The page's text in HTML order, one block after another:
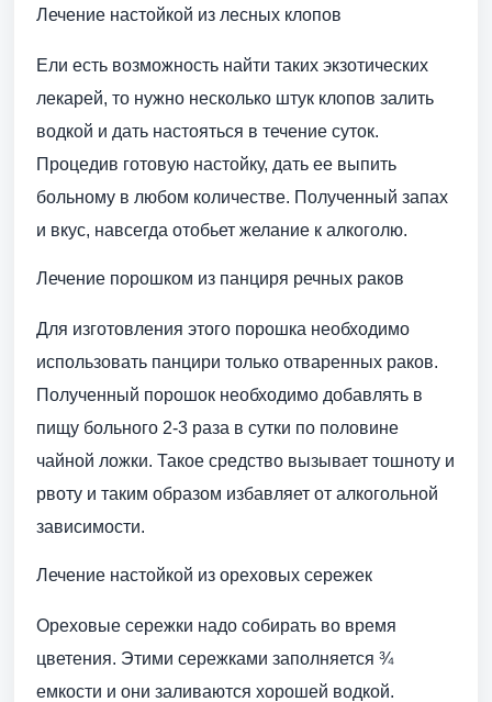
Лечение настойкой из лесных клопов
Ели есть возможность найти таких экзотических
лекарей, то нужно несколько штук клопов залить
водкой и дать настояться в течение суток.
Процедив готовую настойку, дать ее выпить
больному в любом количестве. Полученный запах
и вкус, навсегда отобьет желание к алкоголю.
Лечение порошком из панциря речных раков
Для изготовления этого порошка необходимо
использовать панцири только отваренных раков.
Полученный порошок необходимо добавлять в
пищу больного 2-3 раза в сутки по половине
чайной ложки. Такое средство вызывает тошноту и
рвоту и таким образом избавляет от алкогольной
зависимости.
Лечение настойкой из ореховых сережек
Ореховые сережки надо собирать во время
цветения. Этими сережками заполняется ¾
емкости и они заливаются хорошей водкой.